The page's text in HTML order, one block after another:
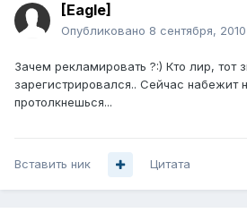
[Eagle]
Опубликовано 8 сентября, 2010
Зачем рекламировать ?:) Кто лир, тот
зарегистрировался.. Сейчас набежит
протолкнешься...
Вставить ник Цитата